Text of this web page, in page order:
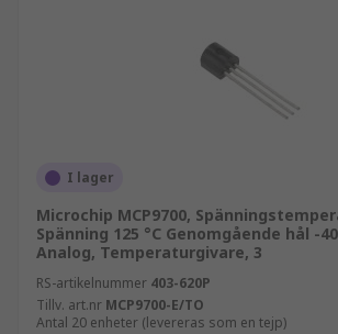
I lager
Microchip MCP9700,
Spänning 125 °C Genomgående hål -40
Analog, Temperaturgivare, 3
RS-artikelnummer 403-620P
Tillv. art.nr MCP9700-E/TO
Antal 20 enheter (levereras som en tejp)